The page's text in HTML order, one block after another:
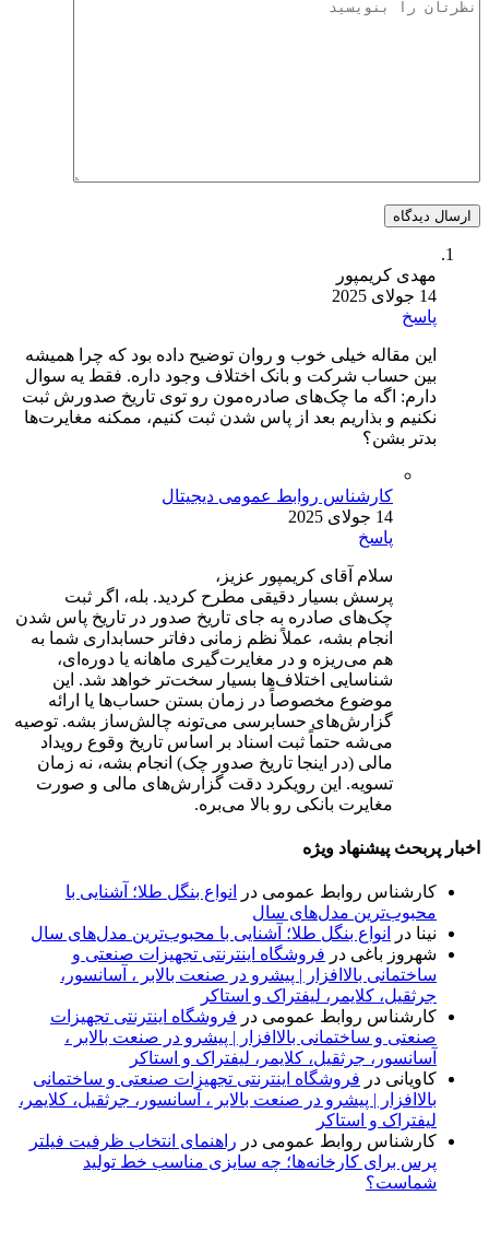
مهدی کریمپور
14 جولای 2025
پاسخ
این مقاله خیلی خوب و روان توضیح داده بود که چرا همیشه
بین حساب شرکت و بانک اختلاف وجود داره. فقط یه سوال
دارم: اگه ما چک‌های صادره‌مون رو توی تاریخ صدورش ثبت
نکنیم و بذاریم بعد از پاس شدن ثبت کنیم، ممکنه مغایرت‌ها
بدتر بشن؟
کارشناس روابط عمومی دیجیتال
14 جولای 2025
پاسخ
سلام آقای کریمپور عزیز،
پرسش بسیار دقیقی مطرح کردید. بله، اگر ثبت
چک‌های صادره به جای تاریخ صدور در تاریخ پاس شدن
انجام بشه، عملاً نظم زمانی دفاتر حسابداری شما به
هم می‌ریزه و در مغایرت‌گیری ماهانه یا دوره‌ای،
شناسایی اختلاف‌ها بسیار سخت‌تر خواهد شد. این
موضوع مخصوصاً در زمان بستن حساب‌ها یا ارائه
گزارش‌های حسابرسی می‌تونه چالش‌ساز بشه. توصیه
می‌شه حتماً ثبت اسناد بر اساس تاریخ وقوع رویداد
مالی (در اینجا تاریخ صدور چک) انجام بشه، نه زمان
تسویه. این رویکرد دقت گزارش‌های مالی و صورت
مغایرت بانکی رو بالا می‌بره.
اخبار پربحث پیشنهاد ویژه
کارشناس روابط عمومی در
انواع بنگل طلا؛ آشنایی با
محبوب‌ترین مدل‌های سال
نینا در
انواع بنگل طلا؛ آشنایی با محبوب‌ترین مدل‌های سال
شهروز باغی در فروشگاه اینترنتی تجهیزات صنعتی و
ساختمانی بالاافزار | پیشرو در صنعت بالابر ، آسانسور،
جرثقیل، کلایمر، لیفتراک و استاکر
کارشناس روابط عمومی در فروشگاه اینترنتی تجهیزات
صنعتی و ساختمانی بالاافزار | پیشرو در صنعت بالابر ،
آسانسور، جرثقیل، کلایمر، لیفتراک و استاکر
کاویانی در فروشگاه اینترنتی تجهیزات صنعتی و ساختمانی
بالاافزار | پیشرو در صنعت بالابر ، آسانسور، جرثقیل، کلایمر،
لیفتراک و استاکر
کارشناس روابط عمومی در راهنمای انتخاب ظرفیت فیلتر
پرس برای کارخانه‌ها؛ چه سایزی مناسب خط تولید
شماست؟